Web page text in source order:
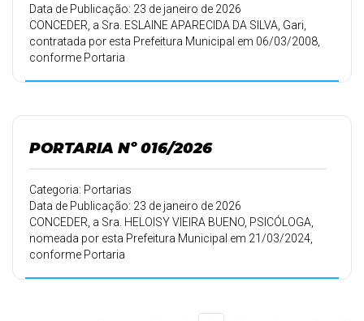
Data de Publicação: 23 de janeiro de 2026
CONCEDER, a Sra. ESLAINE APARECIDA DA SILVA, Gari,
contratada por esta Prefeitura Municipal em 06/03/2008,
conforme Portaria
PORTARIA Nº 016/2026
Categoria: Portarias
Data de Publicação: 23 de janeiro de 2026
CONCEDER, a Sra. HELOISY VIEIRA BUENO, PSICÓLOGA,
nomeada por esta Prefeitura Municipal em 21/03/2024,
conforme Portaria